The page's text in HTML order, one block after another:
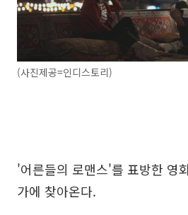
(사진제공=인디스토리)
'어른들의 로맨스'를 표방한 영
가에 찾아온다.